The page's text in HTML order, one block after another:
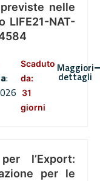
nelle
NAT-
:
Scaduto
da:
31
giorni
Maggiori
dettagli
l’Export:
per le